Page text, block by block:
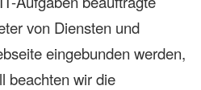
von Diensten und
eingebunden werden,
beachten wir die